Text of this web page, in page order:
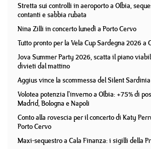
Stretta sui controlli in aeroporto a Olbia,
contanti e sabbia rubata
Nina Zilli in concerto lunedì a Porto Cervo
Tutto pronto per la Vela Cup Sardegna 2026 a
Jova Summer Party 2026, scatta il piano
divieti dal mattino
Aggius vince la scommessa del Silent
Volotea potenzia l'inverno a Olbia: +75% di
Madrid, Bologna e Napoli
Conto alla rovescia per il concerto di Katy
Porto Cervo
Maxi-sequestro a Cala Finanza: i sigilli della